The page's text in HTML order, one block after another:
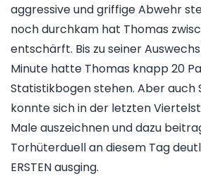
aggressive und griffige Abwehr
noch durchkam hat Thomas
entschärft. Bis zu seiner
Minute hatte Thomas knapp 20
Statistikbogen stehen. Aber auch
konnte sich in der letzten
Male auszeichnen und dazu
Torhüterduell an diesem Tag
ERSTEN ausging.